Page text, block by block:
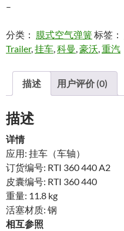
–
分类： 膜式空气弹簧标签：
Trailer,挂车,科曼,豪沃,重汽
描述 用户评价 (0)
描述
详情
应用: 挂车（车轴）
订货编号: RTI 360 440 A2
皮囊编号: RTI 360 440
重量: 11.8 kg
活塞材质: 钢
相互参照